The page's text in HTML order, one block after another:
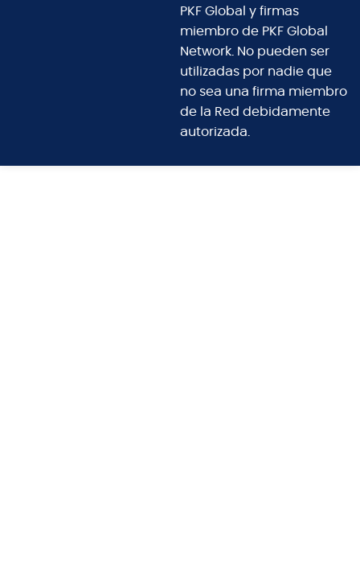
PKF Global y firmas
miembro de PKF Global
Network. No pueden ser
utilizadas por nadie que
no sea una firma miembro
de la Red debidamente
autorizada.